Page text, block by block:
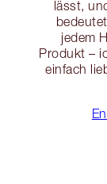
lässt,
jedem
Produkt –
einfach